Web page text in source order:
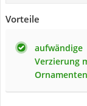
Vorteile
aufwändige
Verzierung
Ornamenten